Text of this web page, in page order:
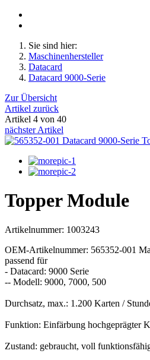
Sie sind hier:
Maschinenhersteller
Datacard
Datacard 9000-Serie
Zur Übersicht
Artikel zurück
Artikel 4 von 40
nächster Artikel
Topper Module
Artikelnummer: 1003243
OEM-Artikelnummer: 565352-001
passend für
- Datacard: 9000 Serie
-- Modell: 9000, 7000, 500
Durchsatz, max.: 1.200 Karten /
Funktion: Einfärbung hochgeprägter
Zustand: gebraucht, voll